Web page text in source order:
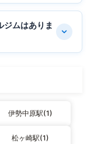
ジムはありま
伊勢中原駅(1)
松ヶ崎駅(1)